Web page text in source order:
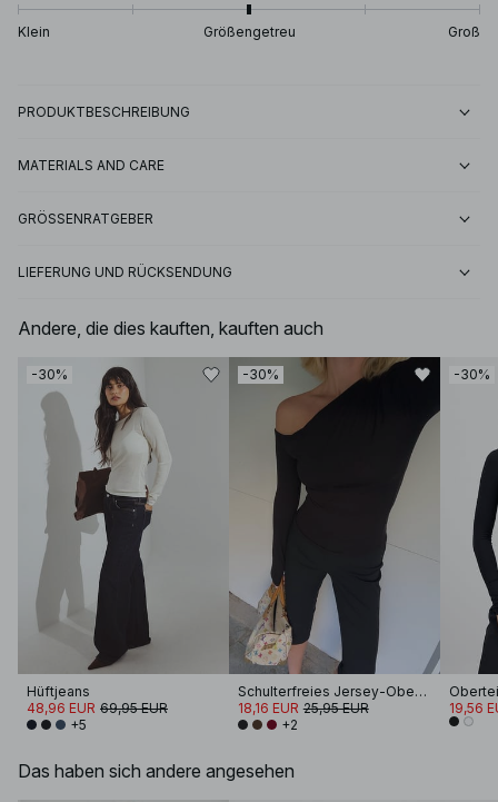
Klein Größengetreu Groß
PRODUKTBESCHREIBUNG
MATERIALS AND CARE
GRÖSSENRATGEBER
LIEFERUNG UND RÜCKSENDUNG
Andere, die dies kauften, kauften auch
-30%
Hüftjeans
48,96 EUR 69,95 EUR
+5
-30%
Schulterfreies Jersey-Oberteil
18,16 EUR 25,95 EUR
+2
-30%
19,56
Das haben sich andere angesehen